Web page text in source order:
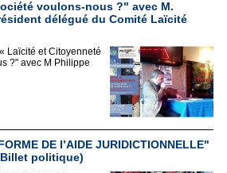
voulons-nous ?" avec M.
délégué du Comité Laïcité
Laïcité et Citoyenneté
?" avec M Philippe
DE l’AIDE JURIDICTIONNELLE"
politique)